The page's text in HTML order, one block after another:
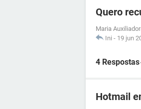
Quero
Maria
Ini - 19 jun
4 Respostas
Hotmail